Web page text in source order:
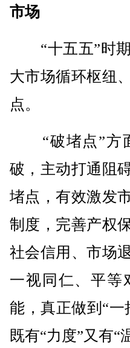
市场
“十五五”时期
大市场循环枢纽
点。
“破堵点”方面
破，主动打通阻
堵点，有效激发
制度，完善产权
社会信用、市场
一视同仁、平等
能，真正做到“
既有“力度”又有“